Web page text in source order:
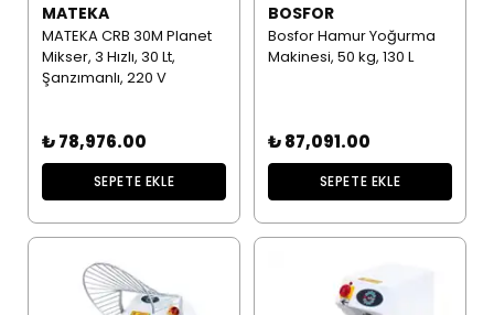
MATEKA
MATEKA CRB 30M Planet
Mikser, 3 Hızlı, 30 Lt,
Şanzımanlı, 220 V
₺ 78,976.00
SEPETE EKLE
BOSFOR
Bosfor Hamur Yoğurma
Makinesi, 50 kg, 130 L
₺ 87,091.00
SEPETE EKLE